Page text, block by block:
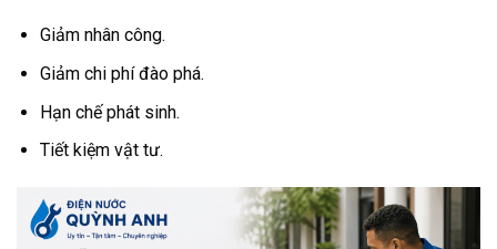
Giảm nhân công.
Giảm chi phí đào phá.
Hạn chế phát sinh.
Tiết kiệm vật tư.